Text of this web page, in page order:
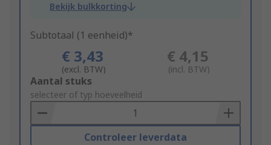
Bekijk bulkkorting
Subtotaal (1 eenheid)*
€ 3,43
(excl. BTW)
€ 4,15
(incl. BTW)
Add
to
Basket
Aantal stuks
selecteer of typ hoeveelheid
Controleer leverdata